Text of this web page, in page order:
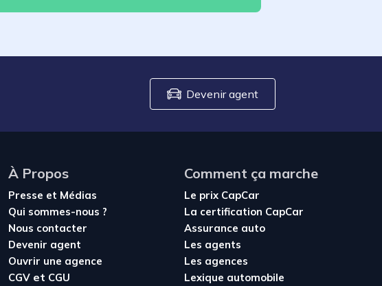
Devenir agent
À Propos
Presse et Médias
Qui sommes-nous ?
Nous contacter
Devenir agent
Ouvrir une agence
CGV et CGU
Comment ça marche
Le prix CapCar
La certification CapCar
Assurance auto
Les agents
Les agences
Lexique automobile